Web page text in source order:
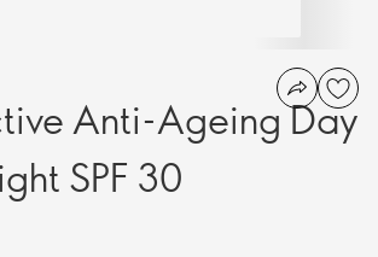
Anti-Ageing Day
SPF 30